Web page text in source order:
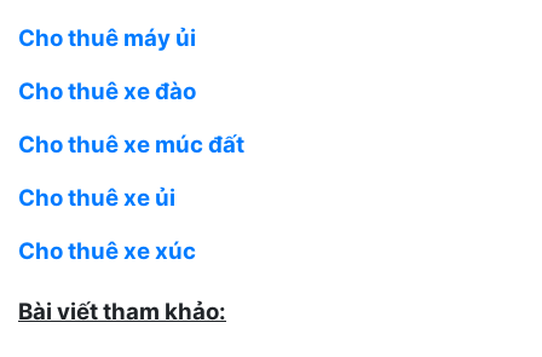
Cho thuê máy ủi
Cho thuê xe đào
Cho thuê xe múc đất
Cho thuê xe ủi
Cho thuê xe xúc
Bài viết tham khảo: